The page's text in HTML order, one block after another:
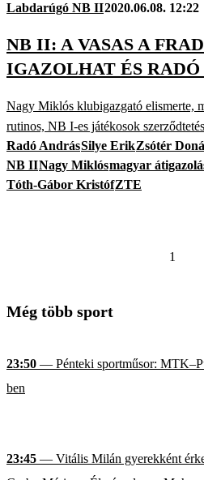
Labdarúgó NB II2020.06.08. 12:22
NB II: A VASAS A
IGAZOLHAT ÉS
Nagy Miklós klubigazgató elismerte,
rutinos, NB I-es játékosok
Radó AndrásSilye ErikZsótér
NB IINagy Miklósmagyar
Tóth-Gábor KristófZTE
1
Még több sport
23:50 — Pénteki sportműsor:
ben
23:45 — Vitális Milán gyerekként